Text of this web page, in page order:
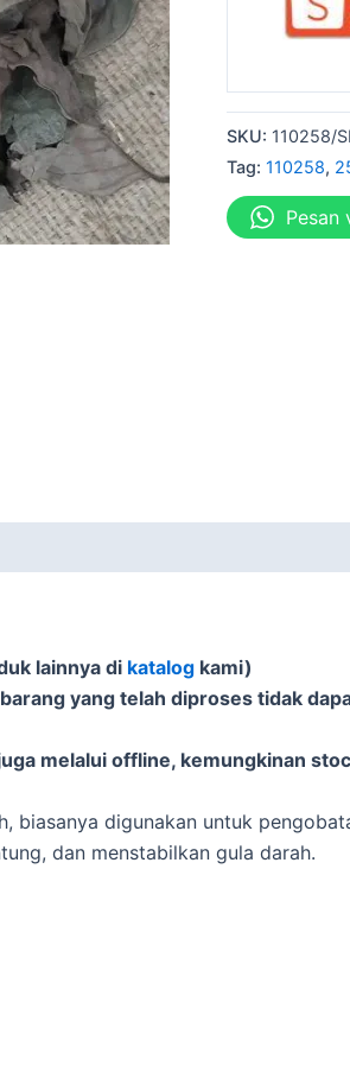
SKU: 110258/
Tag: 110258,
Pesan
lainnya di katalog kami)
yang telah diproses tidak
melalui offline, kemungkinan
biasanya digunakan untuk
dan menstabilkan gula darah.